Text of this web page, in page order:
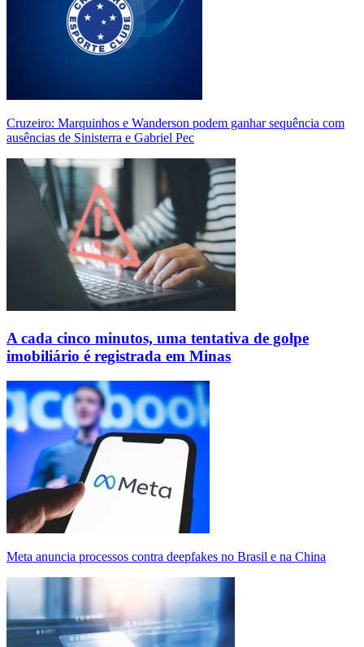
Cruzeiro: Marquinhos e Wanderson podem ganhar sequência com
ausências de Sinisterra e Gabriel Pec
A cada cinco minutos, uma tentativa de golpe
imobiliário é registrada em Minas
Meta anuncia processos contra deepfakes no Brasil e na China